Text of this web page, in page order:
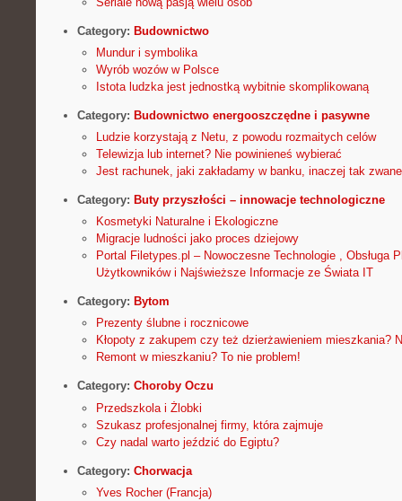
Category: Budownictwo
Mundur i symbolika
Wyrób wozów w Polsce
Istota ludzka jest jednostką wybitnie skomplikowaną
Category: Budownictwo energooszczędne i pasywne
Ludzie korzystają z Netu, z powodu rozmaitych celów
Telewizja lub internet? Nie powinieneś wybierać
Jest rachunek, jaki zakładamy w banku, inaczej tak
Category: Buty przyszłości – innowacje technologiczne
Kosmetyki Naturalne i Ekologiczne
Migracje ludności jako proces dziejowy
Portal Filetypes.pl – Nowoczesne Technologie , Obsługa
Użytkowników i Najświeższe Informacje ze Świata IT
Category: Bytom
Prezenty ślubne i rocznicowe
Kłopoty z zakupem czy też dzierżawieniem mieszkania?
Remont w mieszkaniu? To nie problem!
Category: Choroby Oczu
Przedszkola i Żlobki
Szukasz profesjonalnej firmy, która zajmuje
Czy nadal warto jeździć do Egiptu?
Category: Chorwacja
Yves Rocher (Francja)